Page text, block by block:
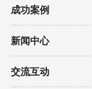
成功案例
新闻中心
交流互动